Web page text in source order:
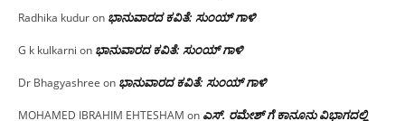
Radhika kuduron ಭಾನುವಾರದ ಕವಿತೆ: ಸುಂಯ್ ಗಾಳಿ
G k kulkarni on ಭಾನುವಾರದ ಕವಿತೆ: ಸುಂಯ್ ಗಾಳಿ
Dr Bhagyashree on ಭಾನುವಾರದ ಕವಿತೆ: ಸುಂಯ್ ಗಾಳಿ
MOHAMED IBRAHIM EHTESHAM on ಎಸ್. ರಮೇಶ್ ಗೆ ಕಾನೂನು ವಿಭಾಗದಲ್ಲಿ